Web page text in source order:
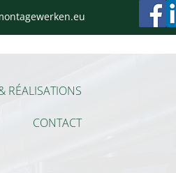
RÉALISATIONS
CONTACT